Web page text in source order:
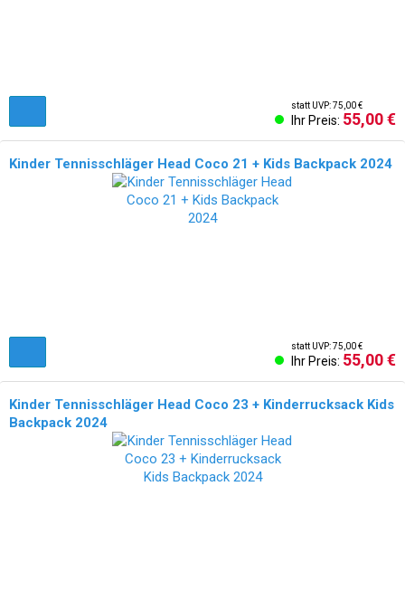
statt UVP: 75,00 €
Ihr Preis: 55,00 €
Kinder Tennisschläger Head Coco 21 + Kids Backpack 2024
statt UVP: 75,00 €
Ihr Preis: 55,00 €
Kinder Tennisschläger Head Coco 23 + Kinderrucksack Kids
Backpack 2024